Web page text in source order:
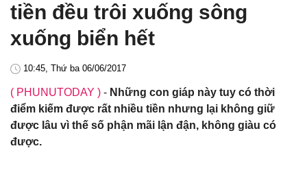
tiền đều trôi xuống sông
xuống biển hết
10:45, Thứ ba 06/06/2017
( PHUNUTODAY ) - Những con giáp này tuy có thời
điểm kiếm được rất nhiều tiền nhưng lại không giữ
được lâu vì thế số phận mãi lận đận, không giàu có
được.